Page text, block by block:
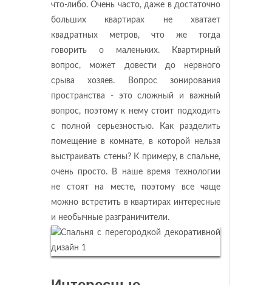
что-либо. Очень часто, даже в достаточно
больших квартирах не хватает
квадратных метров, что же тогда
говорить о маленьких. Квартирный
вопрос, может довести до нервного
срыва хозяев. Вопрос зонирования
пространства - это сложный и важный
вопрос, поэтому к нему стоит подходить
с полной серьезностью. Как разделить
помещение в комнате, в которой нельзя
выстраивать стены? К примеру, в спальне,
очень просто. В наше время технологии
не стоят на месте, поэтому все чаще
можно встретить в квартирах интересные
и необычные разграничители.